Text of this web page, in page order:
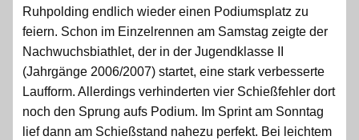
Ruhpolding endlich wieder einen Podiumsplatz zu
feiern. Schon im Einzelrennen am Samstag zeigte der
Nachwuchsbiathlet, der in der Jugendklasse II
(Jahrgänge 2006/2007) startet, eine stark verbesserte
Laufform. Allerdings verhinderten vier Schießfehler dort
noch den Sprung aufs Podium. Im Sprint am Sonntag
lief dann am Schießstand nahezu perfekt. Bei leichtem